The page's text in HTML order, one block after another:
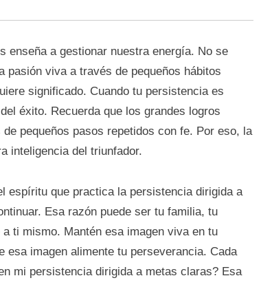
enseña a gestionar nuestra energía. No se
pasión viva a través de pequeños hábitos
significado. Cuando tu persistencia es
éxito. Recuerda que los grandes logros
pequeños pasos repetidos con fe. Por eso, la
inteligencia del triunfador.
espíritu que practica la persistencia dirigida a
Esa razón puede ser tu familia, tu
ti mismo. Mantén esa imagen viva en tu
esa imagen alimente tu perseverancia. Cada
mi persistencia dirigida a metas claras? Esa